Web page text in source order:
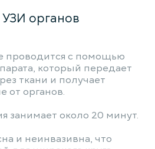
органов
проводится с помощью
который передает
ткани и получает
от органов.
занимает около 20 минут.
и неинвазивна, что